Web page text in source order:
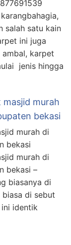
salah satu kain
ini juga
karpet
jenis hingga
murah
bekasi
murah di
bekasi
murah di
bekasi –
biasanya di
di sebut
identik